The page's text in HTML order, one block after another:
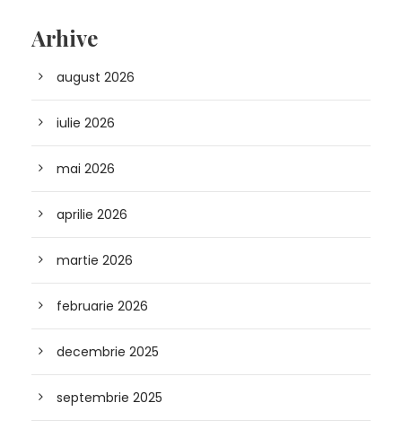
Arhive
august 2026
iulie 2026
mai 2026
aprilie 2026
martie 2026
februarie 2026
decembrie 2025
septembrie 2025